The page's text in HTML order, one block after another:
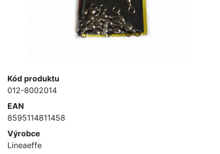
Kód produktu
012-8002014
EAN
8595114811458
Výrobce
Lineaeffe